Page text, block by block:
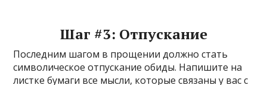
Шаг #3: Отпускание
Последним шагом в прощении должно стать
символическое отпускание обиды. Напишите на
листке бумаги все мысли, которые связаны у вас с